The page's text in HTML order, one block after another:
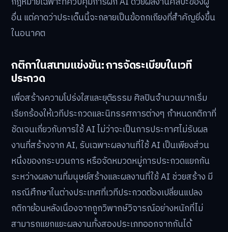
อื่น แต่คาดว่าประเด็นนี้จะกลายเป็นข้อถกเถียงที่สำคัญยิ่งขึ้น
ในอนาคต
กติกาในสนามแข่งขัน: การจัดระเบียบในเวที
ประกวด
เพื่อสร้างความโปร่งใสและยุติธรรม ศิลปินจำนวนมากเริ่ม
เรียกร้องให้เวทีประกวดและนิทรรศการต่างๆ กำหนดกติกาที่
ชัดเจนเกี่ยวกับการใช้ AI ไม่ว่าจะเป็นการประกาศไม่รับผล
งานที่สร้างจาก AI, รับเฉพาะผลงานที่ใช้ AI เป็นเพียงส่วน
หนึ่งของกระบวนการ หรือจัดหมวดหมู่การประกวดแยกกัน
ระหว่างผลงานที่มนุษย์สร้างและผลงานที่ใช้ AI ช่วยสร้าง มี
กรณีศึกษาในต่างประเทศที่เวทีประกวดต้องเปลี่ยนแปลง
กติกาย้อนหลังเนื่องจากถูกวิพากษ์วิจารณ์อย่างหนักที่ไม่
สามารถแยกแยะผลงานทั้งสองประเภทออกจากกันได้